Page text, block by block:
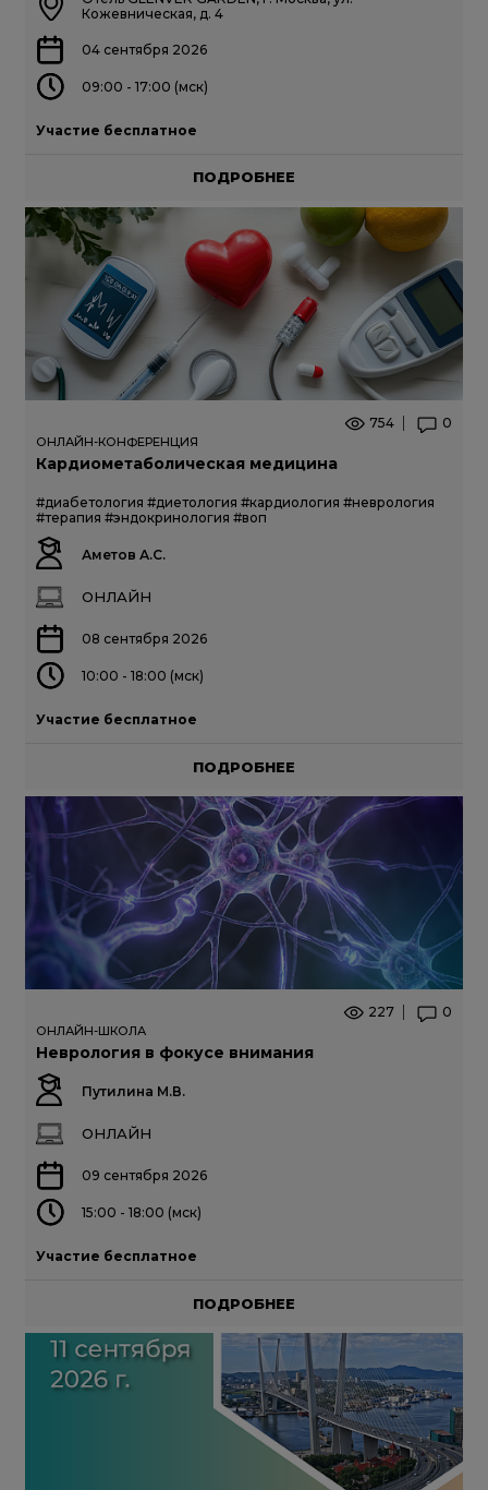
Кожевническая, д. 4
04 сентября 2026
09:00 - 17:00 (мск)
Участие бесплатное
ПОДРОБНЕЕ
754 0
ОНЛАЙН-КОНФЕРЕНЦИЯ
Кардиометаболическая медицина
#диабетология #диетология #кардиология #неврология
#терапия #эндокринология #воп
Аметов А.С.
ОНЛАЙН
08 сентября 2026
10:00 - 18:00 (мск)
Участие бесплатное
ПОДРОБНЕЕ
227 0
ОНЛАЙН-ШКОЛА
Неврология в фокусе внимания
Путилина М.В.
ОНЛАЙН
09 сентября 2026
15:00 - 18:00 (мск)
Участие бесплатное
ПОДРОБНЕЕ